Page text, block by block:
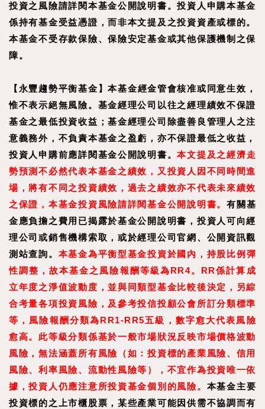
投資之風險請詳閱本基金公開說明書。投資人申購本基金
係持有基金受益憑證，而非本文提及之投資資產或標的。
本基金不受存款保險、保險安定基金或其他保護機制之保
障。
【永豐趨勢平衡基金 】本基金經金管會核准或同意生效，
惟不表示絕無風險。基金經理公司以往之經理績效不保證
基金之最低投資收益；基金經理公司除盡善良管理人之注
意義務外，不負責本基金之盈虧，亦不保證最低之收益，
投資人申購前應詳閱基金公開說明書。本文提及之經濟走
勢預測不必然代表本基金之績效，又投資人因不同時間進
場，將有不同之投資績效，過去之績效亦不代表未來績效
之保證，本基金投資風險請詳閱基金公開說明書。有關基
金應負擔之費用已揭露於基金公開說明書，投資人可向經
理公司或銷售機構索取，或於經理公司官網、公開資訊觀
測站查詢。 本基金為平衡型基金投資於國內，持股比例彈
性調整，故本基金之風險報酬等級為RR4。RR係計算成
立年度之淨值波動度，並與同類型基金比較後決定，另綜
合考量各項投資風險，及參考投信投顧公會所訂分類標準
等，風險報酬分類為RR1-RR5五級，數字愈大代表風險
愈高。此等級分類係基於一般市場狀況反映市場價格波動
風險，無法涵蓋所有風險（如：投資標的產業風險、信用
風險、利率風險、流動性風險等），不宜作為投資唯一依
據，投資人仍應注意所投資基金個別的風險。 本基金主要
投資標的之上市櫃股票，某些產業可能因供需不協調而有